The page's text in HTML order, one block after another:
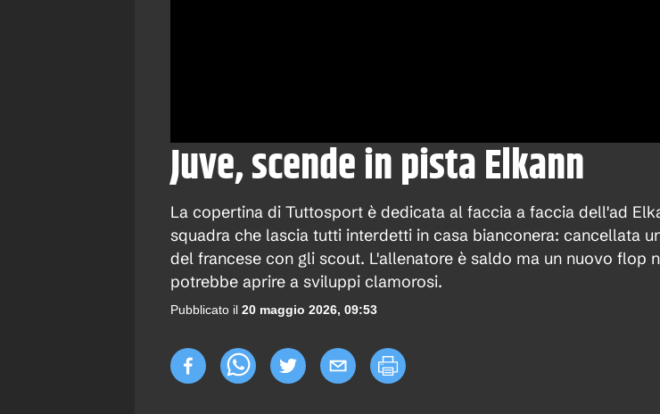
Juve, scende in pista Elkann
La copertina di Tuttosport è dedicata al faccia a faccia dell'ad
squadra che lascia tutti interdetti in casa bianconera: cancellata
del francese con gli scout. L'allenatore è saldo ma un nuovo flop
potrebbe aprire a sviluppi clamorosi.
Pubblicato il 20 maggio 2026, 09:53